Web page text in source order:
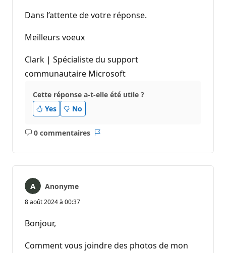
Dans l’attente de votre réponse.
Meilleurs voeux
Clark | Spécialiste du support
communautaire Microsoft
Cette réponse a-t-elle été utile ?
Yes
No
0 commentaires
Aucun
Anonyme
8 août 2024 à 00:37
Bonjour,
Comment vous joindre des photos de mon